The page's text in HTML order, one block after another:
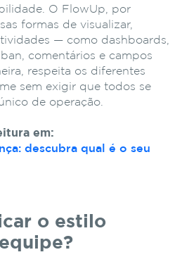
O FlowUp, por
formas de visualizar,
— como dashboards,
comentários e campos
respeita os diferentes
sem exigir que todos se
de operação.
em:
descubra qual é o seu
o estilo